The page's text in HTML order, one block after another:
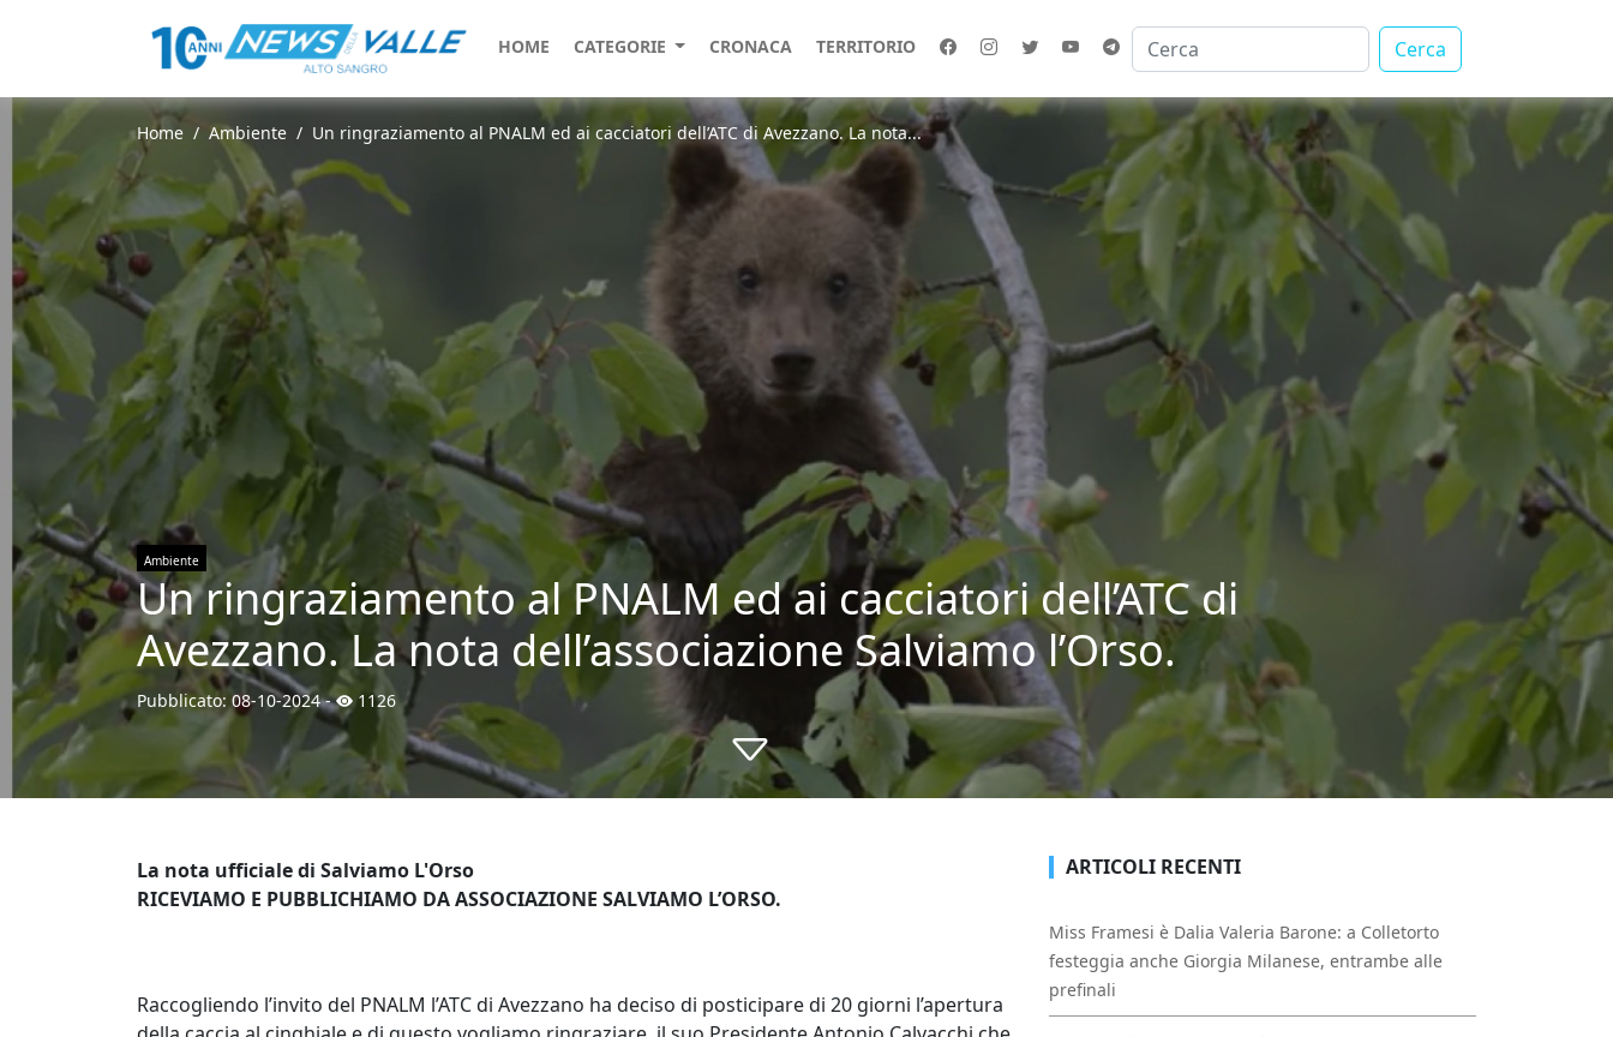
HOME CATEGORIE CRONACA TERRITORIO Cerca
Home Ambiente Un ringraziamento al PNALM ed ai cacciatori dell’ATC di Avezzano. La nota...
Ambiente
Un ringraziamento al PNALM ed ai cacciatori dell’ATC di
Avezzano. La nota dell’associazione Salviamo l’Orso.
Pubblicato: 08-10-2024- 1126
La nota ufficiale di Salviamo L'Orso
RICEVIAMO E PUBBLICHIAMO DA ASSOCIAZIONE SALVIAMO L’ORSO.
Raccogliendo l’invito del PNALM l’ATC di Avezzano ha deciso di posticipare di 20 giorni l’apertura
ARTICOLI RECENTI
Miss Framesi è Dalia Valeria Barone: a Colletorto
festeggia anche Giorgia Milanese, entrambe alle
prefinali